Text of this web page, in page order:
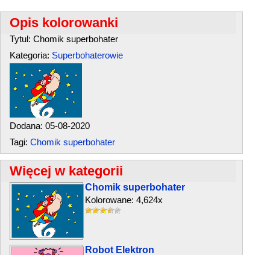
Opis kolorowanki
Tytul: Chomik superbohater
Kategoria: Superbohaterowie
Dodana: 05-08-2020
Tagi: Chomik superbohater
Więcej w kategorii
Chomik superbohater
Kolorowane: 4,624x
Robot Elektron